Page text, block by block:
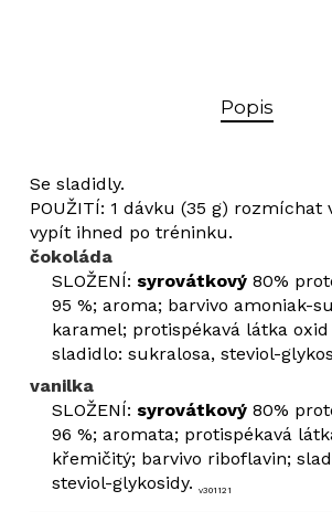
Popis
Se sladidly.
POUŽITÍ: 1 dávku (35 g) rozmíchat
vypít ihned po tréninku.
čokoláda
SLOŽENÍ: syrovátkový80%
95 %; aroma; barvivo amoniak-
karamel; protispékavá látka
sladidlo: sukralosa, steviol-
vanilka
SLOŽENÍ: syrovátkový80%
96 %; aromata; protispékavá
křemičitý; barvivo riboflavin;
steviol-glykosidy.
v301121